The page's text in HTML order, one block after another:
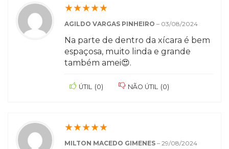
★★★★★
AGILDO VARGAS PINHEIRO – 03/08/2024
Na parte de dentro da xícara é bem
espaçosa, muito linda e grande
também amei😍.
ÚTIL (0) NÃO ÚTIL (0)
★★★★★
MILTON MACEDO GIMENES – 29/08/2024